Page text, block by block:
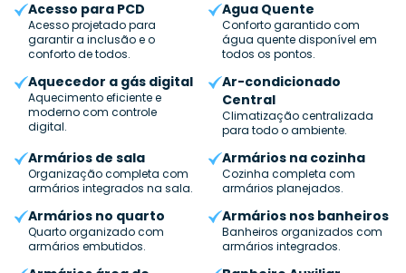
Acesso para PCD
Acesso projetado para
garantir a inclusão e o
conforto de todos.
Agua Quente
Conforto garantido com
água quente disponível em
todos os pontos.
Aquecedor a gás digital
Aquecimento eficiente e
moderno com controle
digital.
Ar-condicionado
Central
Climatização centralizada
para todo o ambiente.
Armários de sala
Organização completa com
armários integrados na sala.
Armários na cozinha
Cozinha completa com
armários planejados.
Armários no quarto
Quarto organizado com
armários embutidos.
Armários nos banheiros
Banheiros organizados com
armários integrados.